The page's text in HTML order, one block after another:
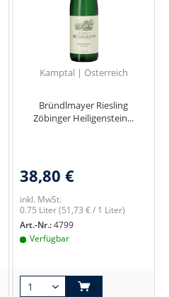
Kamptal | Österreich
Bründlmayer Riesling
Zöbinger Heiligenstein...
38,80 €
inkl. MwSt.
0.75 Liter(51,73 € / 1 Liter)
Art.-Nr.:4799
Verfügbar